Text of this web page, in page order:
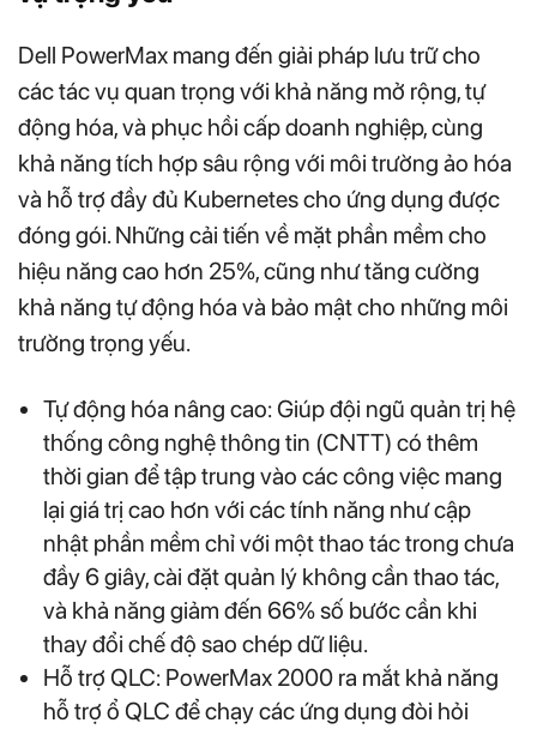
Dell PowerMax mang đến giải pháp lưu trữ cho
các tác vụ quan trọng với khả năng mở rộng, tự
động hóa, và phục hồi cấp doanh nghiệp, cùng
khả năng tích hợp sâu rộng với môi trường ảo hóa
và hỗ trợ đầy đủ Kubernetes cho ứng dụng được
đóng gói. Những cải tiến về mặt phần mềm cho
hiệu năng cao hơn 25%, cũng như tăng cường
khả năng tự động hóa và bảo mật cho những môi
trường trọng yếu.
Tự động hóa nâng cao: Giúp đội ngũ quản trị hệ
thống công nghệ thông tin (CNTT) có thêm
thời gian để tập trung vào các công việc mang
lại giá trị cao hơn với các tính năng như cập
nhật phần mềm chỉ với một thao tác trong chưa
đầy 6 giây, cài đặt quản lý không cần thao tác,
và khả năng giảm đến 66% số bước cần khi
thay đổi chế độ sao chép dữ liệu.
Hỗ trợ QLC: PowerMax 2000 ra mắt khả năng
hỗ trợ ổ QLC để chạy các ứng dụng đòi hỏi